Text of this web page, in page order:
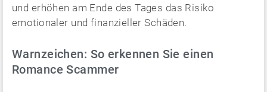
und erhöhen am Ende des Tages das Risiko
emotionaler und finanzieller Schäden.
Warnzeichen: So erkennen Sie einen
Romance Scammer